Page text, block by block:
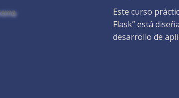
Este curso
Flask” está
desarrollo de